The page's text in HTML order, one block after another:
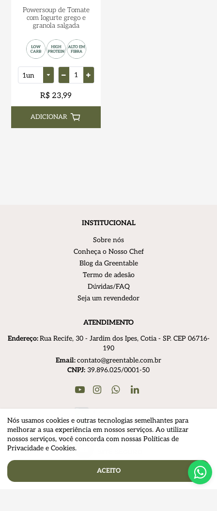
Powersoup de Tomate
com Iogurte grego e
granola salgada
R$ 23,99
ADICIONAR
INSTITUCIONAL
Sobre nós
Conheça o Nosso Chef
Blog da Greentable
Termo de adesão
Dúvidas/FAQ
Seja um revendedor
ATENDIMENTO
Endereço:Rua Recife, 30 - Jardim dos Ipes, Cotia - SP. CEP 06716-
190
Email:contato@greentable.com.br
CNPJ: 39.896.025/0001-50
YoutubeInstagramWhatsApp
Linkedin
Nós usamos cookies e outras tecnologias semelhantes para
melhorar a sua experiência em nossos serviços. Ao utilizar
nossos serviços, você concorda com nossas Políticas de
Privacidade e Cookies.
ACEITO